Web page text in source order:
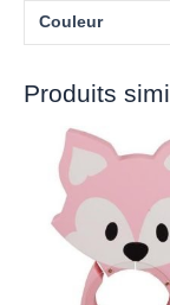
Couleur
Produits